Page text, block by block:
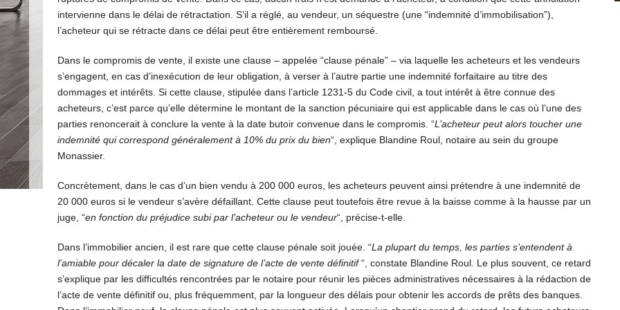
intervienne dans le délai de rétractation. S’il a réglé, au vendeur, un séquestre (une “indemnité d’immobilisation”),
l’acheteur qui se rétracte dans ce délai peut être entièrement remboursé.
Dans le compromis de vente, il existe une clause – appelée “clause pénale” – via laquelle les acheteurs et les vendeurs
s’engagent, en cas d’inexécution de leur obligation, à verser à l’autre partie une indemnité forfaitaire au titre des
dommages et intérêts. Si cette clause, stipulée dans l’article 1231-5 du Code civil, a tout intérêt à être connue des
acheteurs, c’est parce qu’elle détermine le montant de la sanction pécuniaire qui est applicable dans le cas où l’une des
parties renoncerait à conclure la vente à la date butoir convenue dans le compromis. “L’acheteur peut alors toucher une
indemnité qui correspond généralement à 10% du prix du bien“, explique Blandine Roul, notaire au sein du groupe
Monassier.
Concrètement, dans le cas d’un bien vendu à 200 000 euros, les acheteurs peuvent ainsi prétendre à une indemnité de
20 000 euros si le vendeur s’avère défaillant. Cette clause peut toutefois être revue à la baisse comme à la hausse par un
juge, “en fonction du préjudice subi par l’acheteur ou le vendeur“, précise-t-elle.
Dans l’immobilier ancien, il est rare que cette clause pénale soit jouée. “La plupart du temps, les parties s’entendent à
l’amiable pour décaler la date de signature de l’acte de vente définitif“, constate Blandine Roul. Le plus souvent, ce retard
s’explique par les difficultés rencontrées par le notaire pour réunir les pièces administratives nécessaires à la rédaction de
l’acte de vente définitif ou, plus fréquemment, par la longueur des délais pour obtenir les accords de prêts des banques.